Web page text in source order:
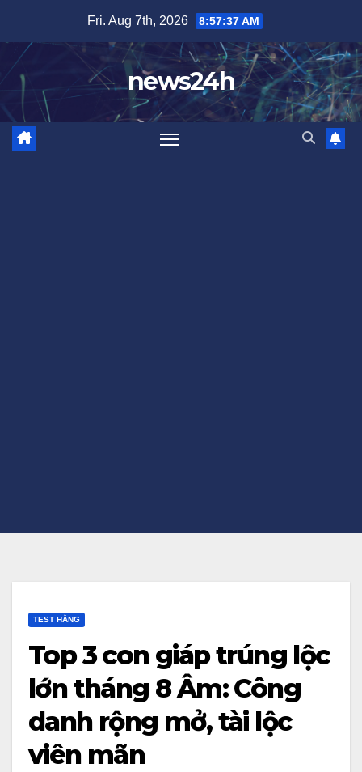
content
Fri. Aug 7th, 2026 8:57:40 AM
news24h
TEST HẰNG
Top 3 con giáp trúng lộc
lớn tháng 8 Âm: Công
danh rộng mở, tài lộc
viên mãn